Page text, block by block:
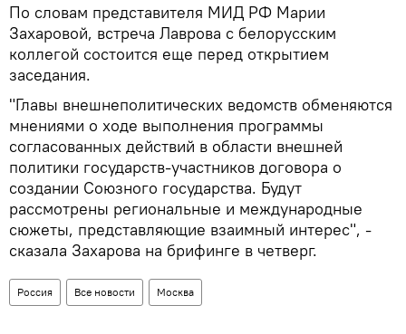
По словам представителя МИД РФ Марии
Захаровой, встреча Лаврова с белорусским
коллегой состоится еще перед открытием
заседания.
"Главы внешнеполитических ведомств обменяются
мнениями о ходе выполнения программы
согласованных действий в области внешней
политики государств-участников договора о
создании Союзного государства. Будут
рассмотрены региональные и международные
сюжеты, представляющие взаимный интерес", -
сказала Захарова на брифинге в четверг.
Россия Все новости Москва